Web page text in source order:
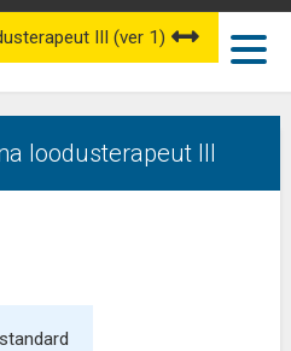
loodusterapeut III
III (ver 1)